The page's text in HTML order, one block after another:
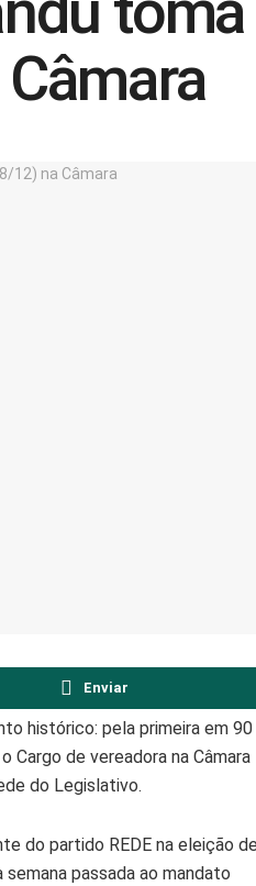
Enviar
histórico: pela primeira em 90
Cargo de vereadora na Câmara
do Legislativo.
do partido REDE na eleição de
passada ao mandato